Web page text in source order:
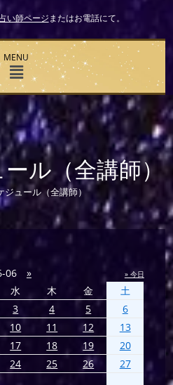
い師ページまたはお電話にて。
MENU
ル（全講師）
ジュール（全講師）
06 » » 今日
水 木 金
土
3 4 5
6
10 11 12
13
17 18 19
20
24 25 26
27